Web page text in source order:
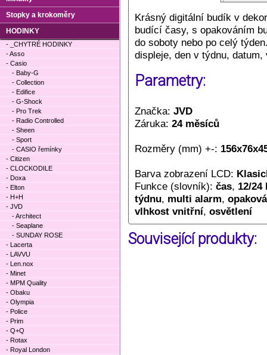
Krásný digitální budík v
budící časy, s opakováním
do soboty nebo po celý
displeje, den v týdnu,
Parametry:
Značka: JVD
Záruka: 24 měsíců
Rozměry (mm) +-:
Barva zobrazení LCD:
Funkce (slovník): čas, 12/
týdnu, multi alarm,
vlhkost vnitřní, osvětlení
Související produkty:
Stopky a krokoměry
HODINKY
- _CHYTRÉ HODINKY
- Asso
- Casio
- Baby-G
- Collection
- Edifice
- G-Shock
- Pro Trek
- Radio Controlled
- Sheen
- Sport
- CASIO řemínky
- Citizen
- CLOCKODILE
- Doxa
- Elton
- H+H
- JVD
- Architect
- Seaplane
- SUNDAY ROSE
- Lacerta
- LAVVU
- Len.nox
- Minet
- MPM Quality
- Obaku
- Olympia
- Police
- Prim
- Q+Q
- Rotax
- Royal London